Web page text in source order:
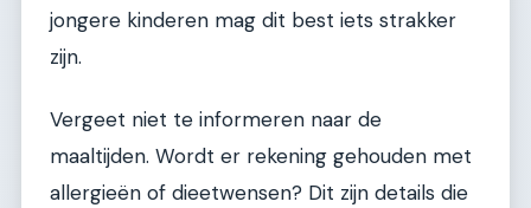
jongere kinderen mag dit best iets strakker
zijn.
Vergeet niet te informeren naar de
maaltijden. Wordt er rekening gehouden met
allergieën of dieetwensen? Dit zijn details die